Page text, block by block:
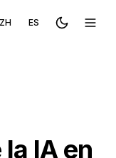
ZH ES Toggle메뉴
IA en